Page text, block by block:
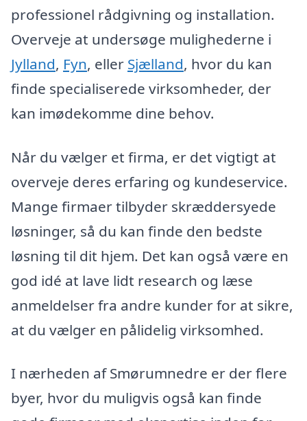
professionel rådgivning og installation.
Overveje at undersøge mulighederne i
Jylland, Fyn, eller Sjælland, hvor du kan
finde specialiserede virksomheder, der
kan imødekomme dine behov.
Når du vælger et firma, er det vigtigt at
overveje deres erfaring og kundeservice.
Mange firmaer tilbyder skræddersyede
løsninger, så du kan finde den bedste
løsning til dit hjem. Det kan også være en
god idé at lave lidt research og læse
anmeldelser fra andre kunder for at sikre,
at du vælger en pålidelig virksomhed.
I nærheden af Smørumnedre er der flere
byer, hvor du muligvis også kan finde